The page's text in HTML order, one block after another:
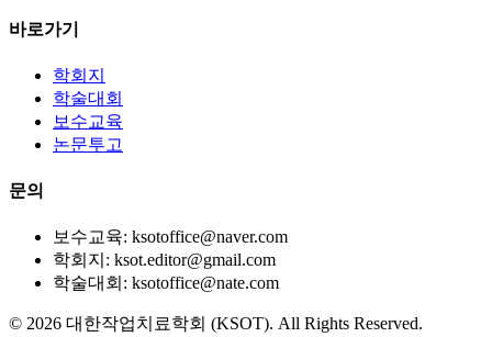
바로가기
학회지
학술대회
보수교육
논문투고
문의
보수교육: ksotoffice@naver.com
학회지: ksot.editor@gmail.com
학술대회: ksotoffice@nate.com
© 2026 대한작업치료학회 (KSOT). All Rights Reserved.